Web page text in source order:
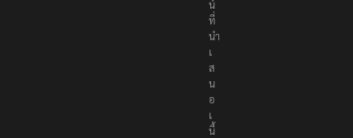
น์
ที่
นำ
เ
ส
น
อ
เ
นื้